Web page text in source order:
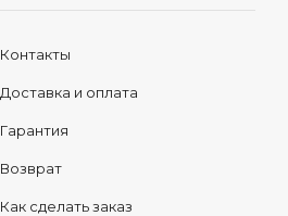
Контакты
Доставка и оплата
Гарантия
Возврат
Как сделать заказ